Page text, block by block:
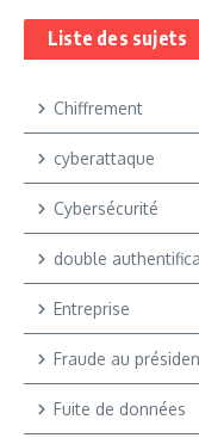
Liste des sujets
Chiffrement
cyberattaque
Cybersécurité
double
Entreprise
Fraude au
Fuite de données